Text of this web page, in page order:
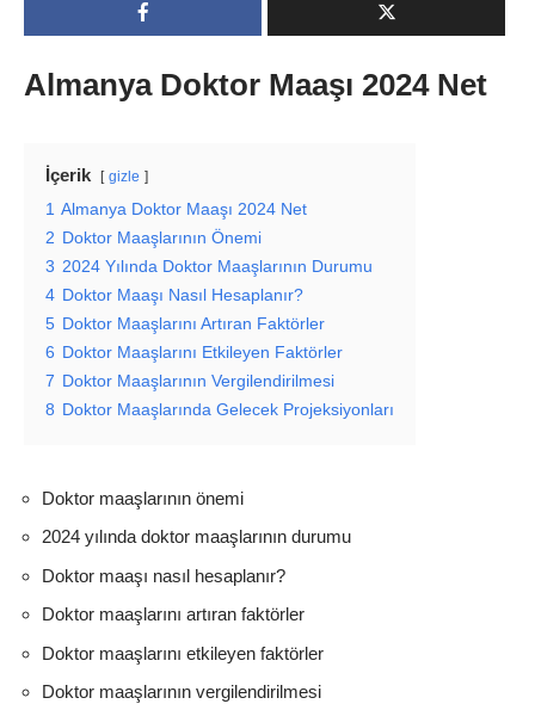
Almanya Doktor Maaşı 2024 Net
İçerik gizle
1 Almanya Doktor Maaşı 2024 Net
2 Doktor Maaşlarının Önemi
3 2024 Yılında Doktor Maaşlarının Durumu
4 Doktor Maaşı Nasıl Hesaplanır?
5 Doktor Maaşlarını Artıran Faktörler
6 Doktor Maaşlarını Etkileyen Faktörler
7 Doktor Maaşlarının Vergilendirilmesi
8 Doktor Maaşlarında Gelecek Projeksiyonları
Doktor maaşlarının önemi
2024 yılında doktor maaşlarının durumu
Doktor maaşı nasıl hesaplanır?
Doktor maaşlarını artıran faktörler
Doktor maaşlarını etkileyen faktörler
Doktor maaşlarının vergilendirilmesi